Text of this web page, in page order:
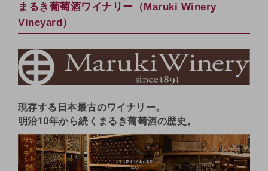
まるき葡萄酒ワイナリー（Maruki Winery
Vineyard）
現存する日本最古のワイナリー。
明治10年から続くまるき葡萄酒の歴史。